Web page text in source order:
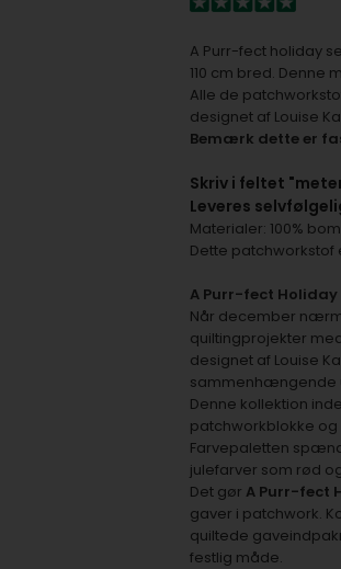
A Purr-fect holiday
110 cm bred. Denne
Alle de
designet af Louise
Bemærk dette er
Skriv i feltet
Leveres
Materialer: 100%
Dette patchworkstof
A Purr-fect Holiday
Når december
quiltingprojekter
designet af Louise
sammenhængende
Denne kollektion
patchworkblokke og
Farvepaletten
julefarver som rød
Det gør A Purr-fect
gaver i patchwork.
quiltede
festlig måde.